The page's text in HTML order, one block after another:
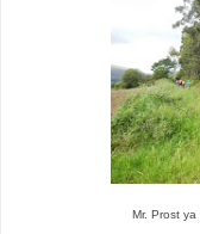
Mr. Prost